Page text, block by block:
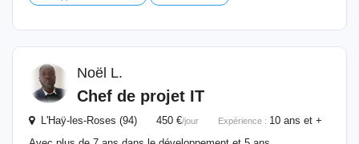
Noël L.
Chef de projet IT
L'Haÿ-les-Roses (94) 450 €/jour Expérience : 10 ans et +